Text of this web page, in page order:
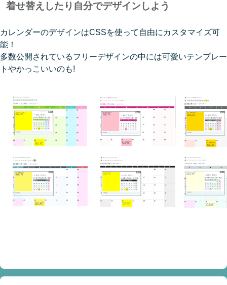
着せ替えしたり自分でデザインしよう
カレンダーのデザインはCSSを使って自由にカスタマイズ可
能！
多数公開されているフリーデザインの中には可愛いテンプレー
トやかっこいいのも!